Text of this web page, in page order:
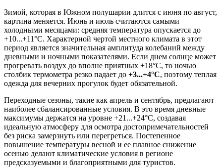
Зимой, которая в Южном полушарии длится с июня по август,
картина меняется. Июнь и июль считаются самыми
холодными месяцами: средняя температура опускается до
+10...+11°C. Характерной чертой местного климата в этот
период является значительная амплитуда колебаний между
дневными и ночными показателями. Если днем солнце может
прогревать воздух до вполне приятных +18°C, то ночью
столбик термометра резко падает до +3...+4°C, поэтому теплая
одежда для вечерних прогулок будет обязательной.
Переходные сезоны, такие как апрель и сентябрь, предлагают
наиболее сбалансированные условия. В это время дневные
максимумы держатся на уровне +21...+24°C, создавая
идеальную атмосферу для осмотра достопримечательностей
без риска замерзнуть или перегреться. Постепенное
повышение температуры весной и ее плавное снижение
осенью делают климатические условия в регионе
предсказуемыми и благоприятными для туристов.